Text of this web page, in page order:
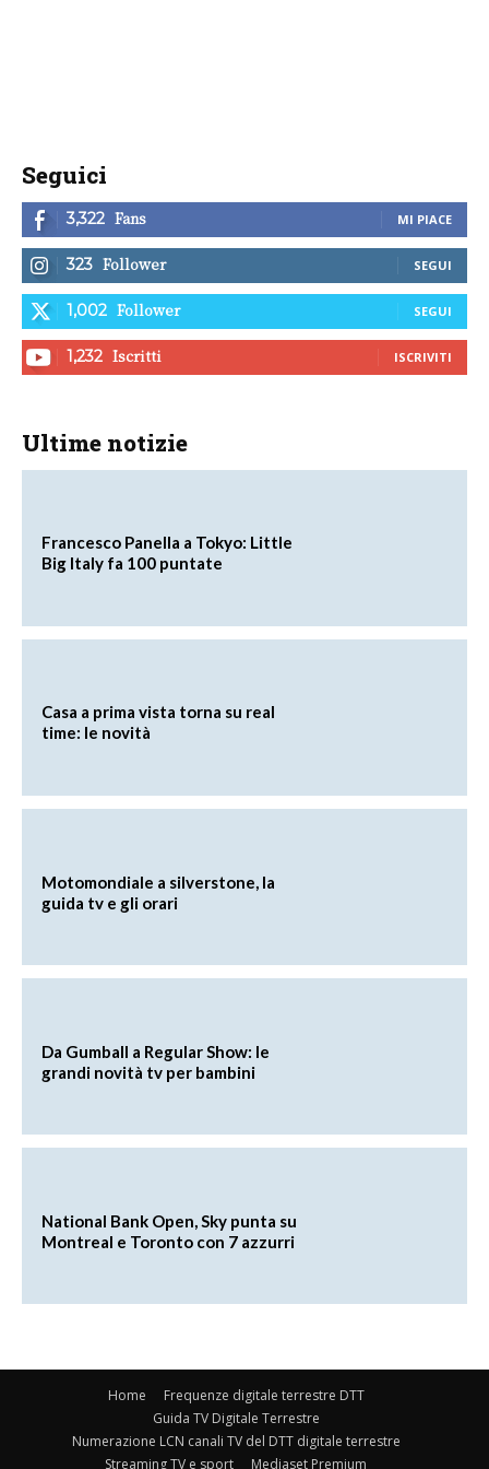
Seguici
3,322 Fans MI PIACE
323 Follower SEGUI
1,002 Follower SEGUI
1,232 Iscritti ISCRIVITI
Ultime notizie
Francesco Panella a Tokyo: Little
Big Italy fa 100 puntate
Casa a prima vista torna su real
time: le novità
Motomondiale a silverstone, la
guida tv e gli orari
Da Gumball a Regular Show: le
grandi novità tv per bambini
National Bank Open, Sky punta su
Montreal e Toronto con 7 azzurri
Home
Frequenze digitale terrestre DTT
Guida TV Digitale Terrestre
Numerazione LCN canali TV del DTT digitale terrestre
Streaming TV e sport
Mediaset Premium